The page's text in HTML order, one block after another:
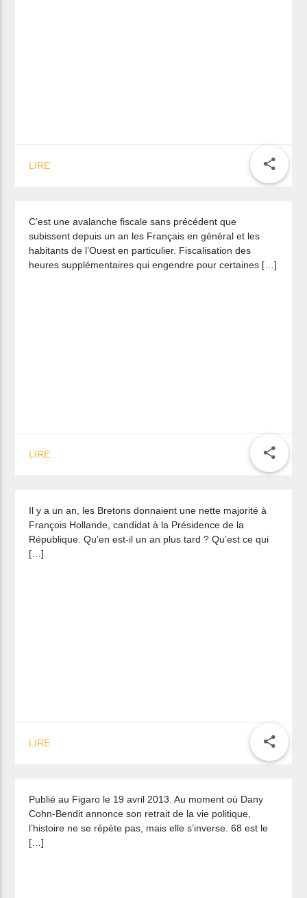
LIRE share
étouffe la consommation et
C’est une avalanche fiscale sans précédent que
subissent depuis un an les Français en général et les
habitants de l’Ouest en particulier. Fiscalisation des
heures supplémentaires qui engendre pour certaines […]
LIRE share
Un an de présidence Hollande :
Il y a un an, les Bretons donnaient une nette majorité à
François Hollande, candidat à la Présidence de la
République. Qu’en est-il un an plus tard ? Qu’est ce qui
[…]
LIRE share
Publié au Figaro le 19 avril 2013. Au moment où Dany
Cohn-Bendit annonce son retrait de la vie politique,
l’histoire ne se répète pas, mais elle s’inverse. 68 est le
[…]